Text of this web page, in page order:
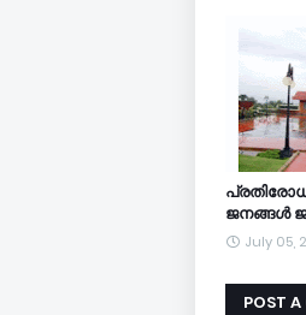
ജനങ്ങള്‍
July 05,
POST